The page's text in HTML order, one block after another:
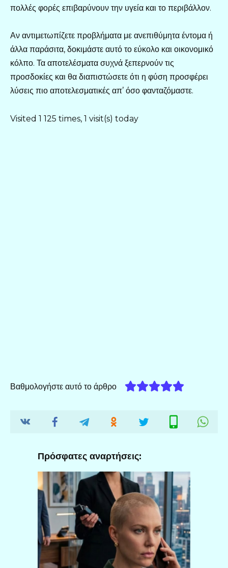
πολλές φορές επιβαρύνουν την υγεία και το περιβάλλον.
Αν αντιμετωπίζετε προβλήματα με ανεπιθύμητα έντομα ή
άλλα παράσιτα, δοκιμάστε αυτό το εύκολο και οικονομικό
κόλπο. Τα αποτελέσματα συχνά ξεπερνούν τις
προσδοκίες και θα διαπιστώσετε ότι η φύση προσφέρει
λύσεις πιο αποτελεσματικές απ’ όσο φανταζόμαστε.
Visited 1 125 times, 1 visit(s) today
Βαθμολογήστε αυτό το άρθρο
Πρόσφατες αναρτήσεις: